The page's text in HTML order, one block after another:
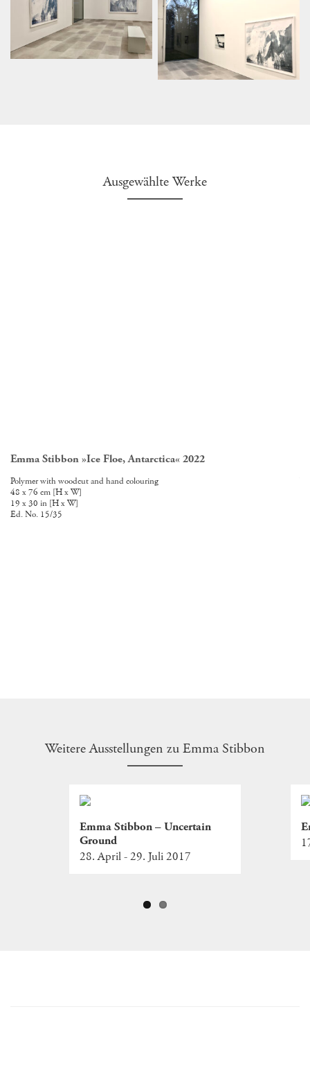
Ausgewählte Werke
Emma Stibbon »Ice Floe, Antarctica« 2022
Polymer with woodcut and hand colouring
48 x 76 cm [H x W]
19 x 30 in [H x W]
Ed. No. 15/35
Weitere Ausstellungen zu Emma Stibbon
Emma Stibbon – Uncertain
Ground
28. April - 29. Juli 2017